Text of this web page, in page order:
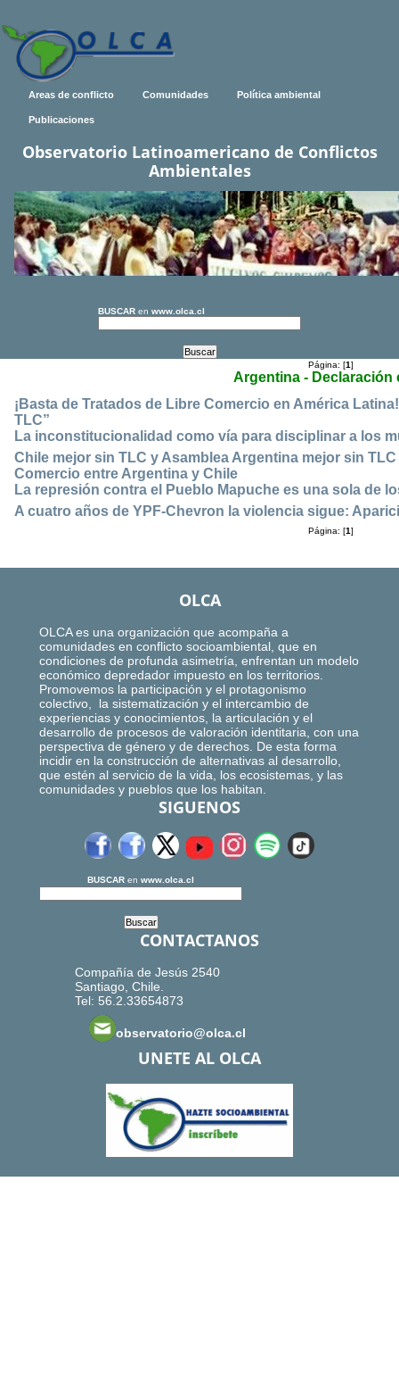
Areas de conflicto Comunidades Política ambiental
Publicaciones
Observatorio Latinoamericano de Conflictos
Ambientales
BUSCAR en www.olca.cl
Página: [1]
Argentina - Declaración
¡Basta de Tratados de Libre Comercio en América
TLC”
La inconstitucionalidad como vía para disciplinar a los
Chile mejor sin TLC y Asamblea Argentina mejor sin
Comercio entre Argentina y Chile
La represión contra el Pueblo Mapuche es una sola de
A cuatro años de YPF-Chevron la violencia sigue:
Página: [1]
OLCA
OLCA es una organización que acompaña a
comunidades en conflicto socioambiental, que en
condiciones de profunda asimetría, enfrentan un modelo
económico depredador impuesto en los territorios.
Promovemos la participación y el protagonismo
colectivo, la sistematización y el intercambio de
experiencias y conocimientos, la articulación y el
desarrollo de procesos de valoración identitaria, con una
perspectiva de género y de derechos. De esta forma
incidir en la construcción de alternativas al desarrollo,
que estén al servicio de la vida, los ecosistemas, y las
comunidades y pueblos que los habitan.
SIGUENOS
BUSCAR en www.olca.cl
CONTACTANOS
Compañía de Jesús 2540
Santiago, Chile.
Tel: 56.2.33654873
observatorio@olca.cl
UNETE AL OLCA